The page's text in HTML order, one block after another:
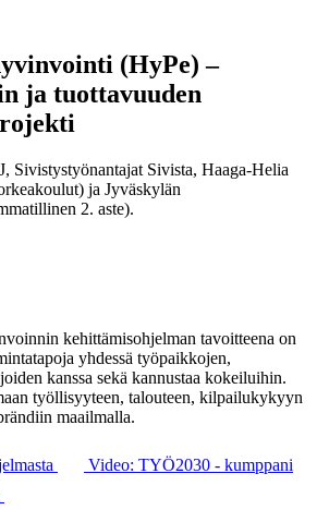
(HyPe) –
ja tuottavuuden
Sivistystyönantajat Sivista, Haaga-Helia
ja Jyväskylän
2. aste).
kehittämisohjelman tavoitteena on
yhdessä työpaikkojen,
kanssa sekä kannustaa kokeiluihin.
työllisyyteen, talouteen, kilpailukykyyn
maailmalla.
Video: TYÖ2030 - kumppani